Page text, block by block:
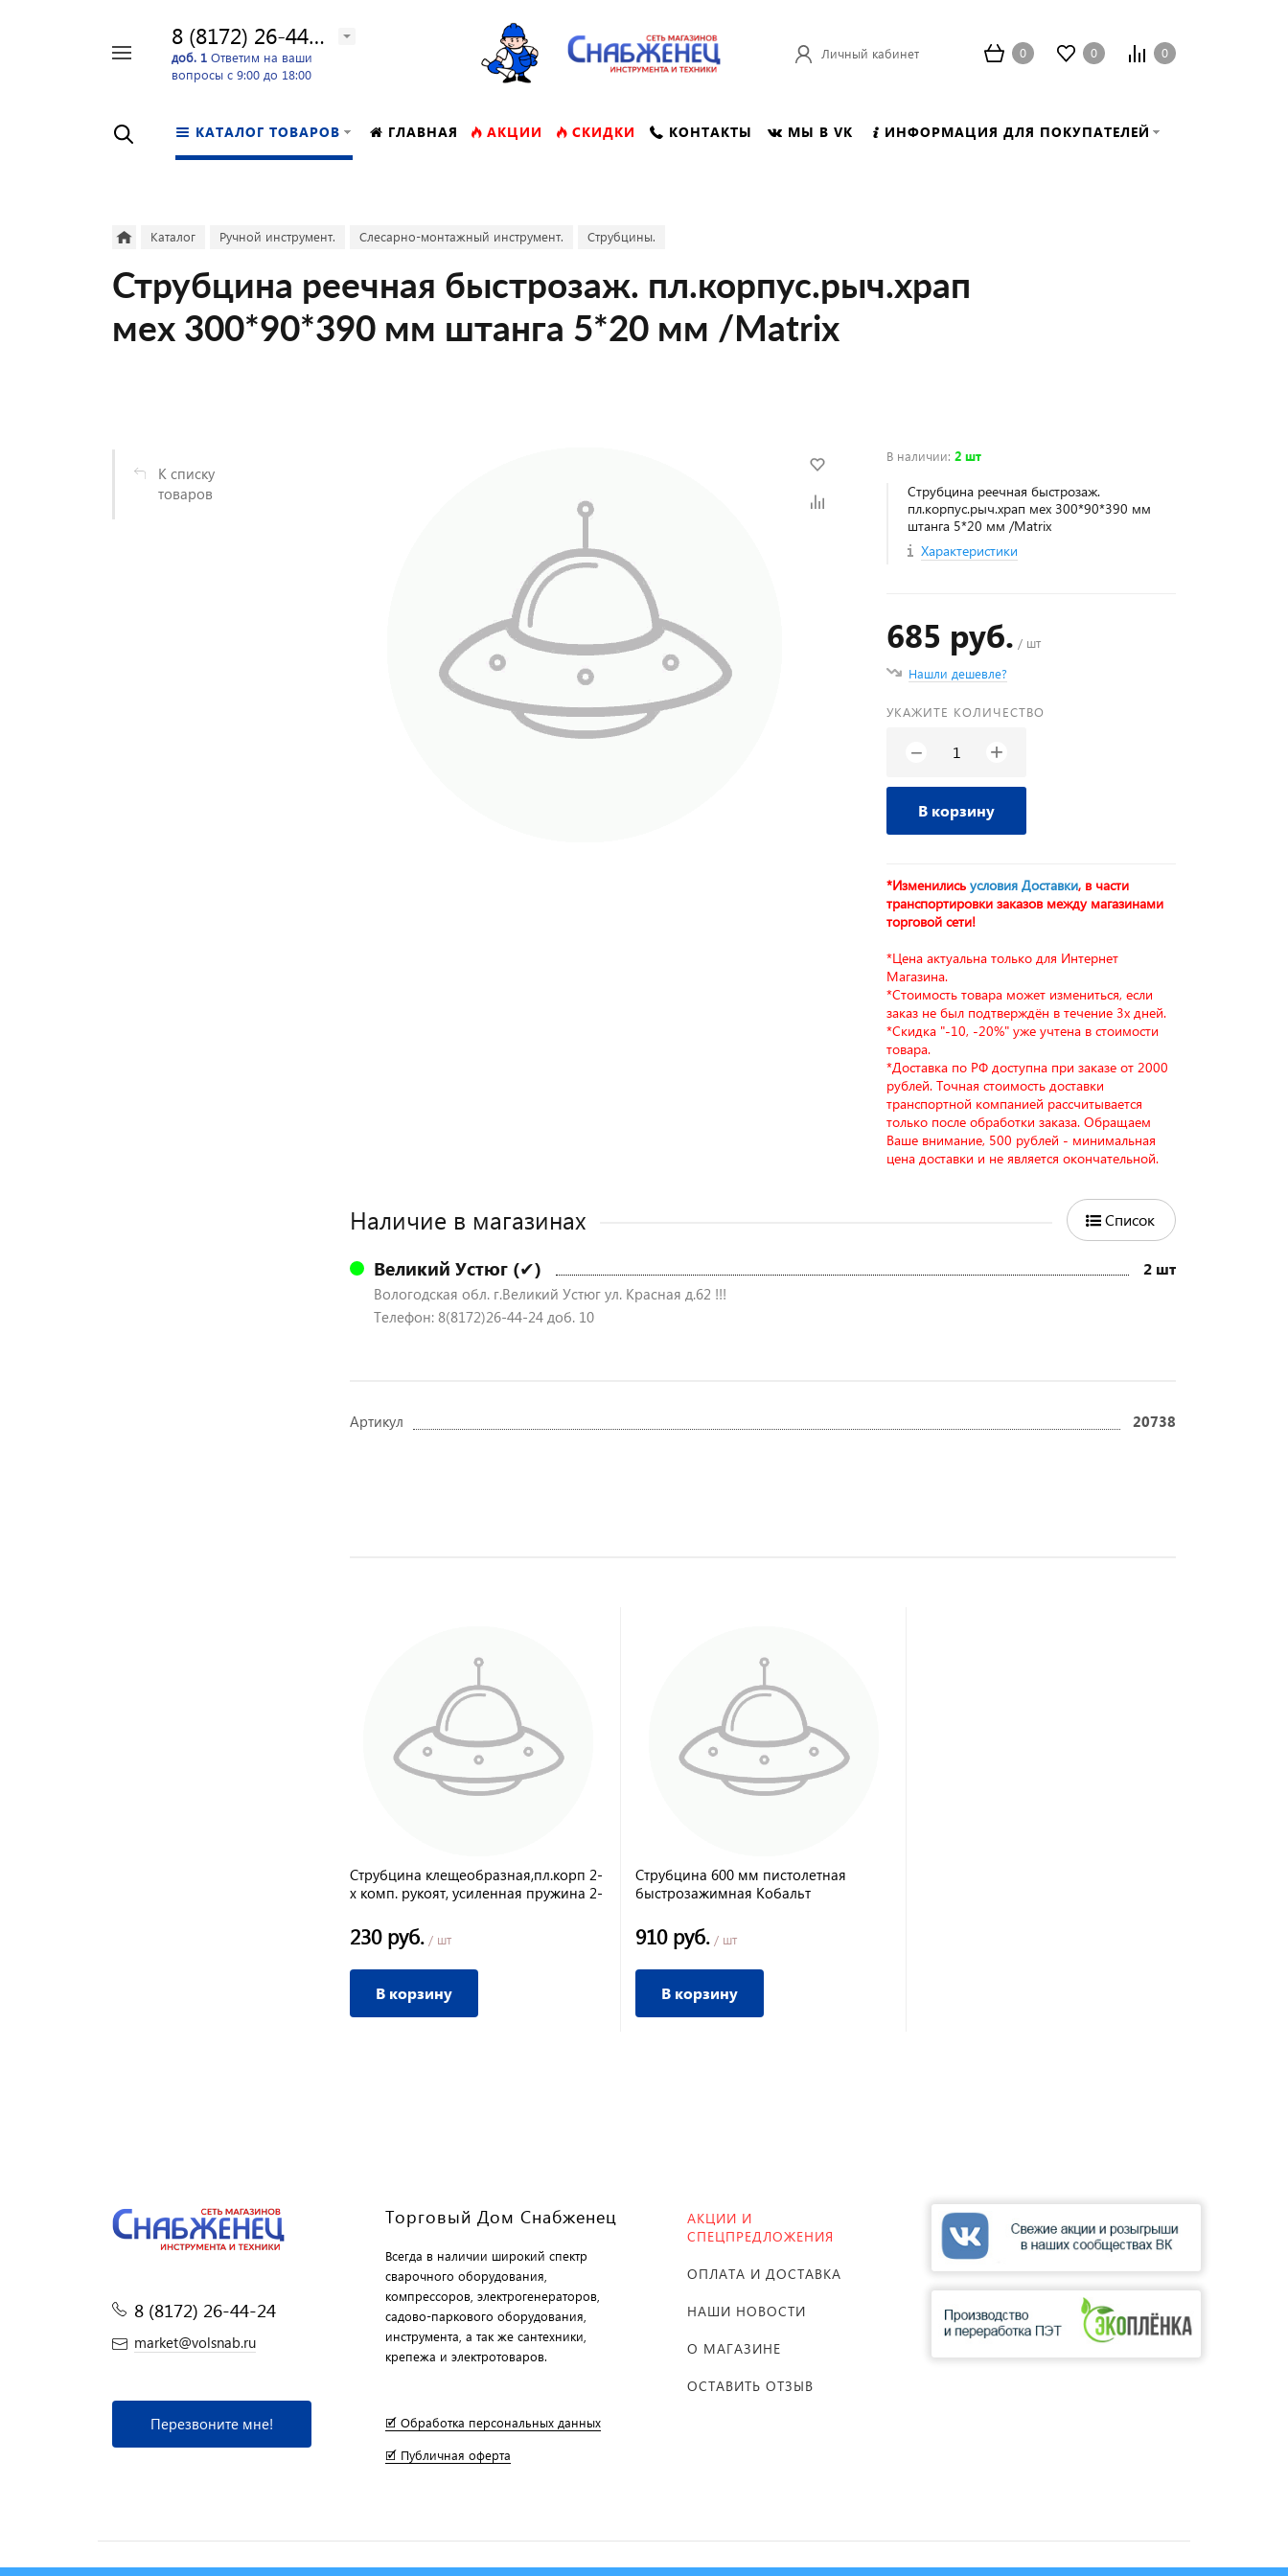
8 (8172) 26-44-24
доб. 1 Ответим на ваши
вопросы с 9:00 до 18:00
Личный кабинет 0 0 0
КАТАЛОГ ТОВАРОВ ГЛАВНАЯ АКЦИИ СКИДКИ КОНТАКТЫ МЫ В VK ИНФОРМАЦИЯ ДЛЯ ПОКУПАТЕЛЕЙ
Каталог Ручной инструмент. Слесарно-монтажный инструмент. Струбцины.
Струбцина реечная быстрозаж. пл.корпус.рыч.храп
мех 300*90*390 мм штанга 5*20 мм /Matrix
К списку
товаров
В наличии:2 шт
Струбцина реечная быстрозаж.
пл.корпус.рыч.храп мех 300*90*390 мм
штанга 5*20 мм /Matrix
Характеристики
685 руб. / шт
Нашли дешевле?
УКАЖИТЕ КОЛИЧЕСТВО
− +
В корзину
*Изменилисьусловия Доставки, в части
транспортировки заказов между магазинами
торговой сети!
*Цена актуальна только для Интернет
Магазина.
*Стоимость товара может измениться, если
заказ не был подтверждён в течение 3х дней.
*Скидка "-10, -20%" уже учтена в стоимости
товара.
*Доставка по РФ доступна при заказе от 2000
рублей. Точная стоимость доставки
транспортной компанией рассчитывается
только после обработки заказа. Обращаем
Ваше внимание, 500 рублей - минимальная
цена доставки и не является окончательной.
Наличие в магазинах Список
Великий Устюг (✔) 2 шт
Вологодская обл. г.Великий Устюг ул. Красная д.62 !!!
Телефон: 8(8172)26-44-24 доб. 10
Артикул 20738
Струбцина клещеобразная,пл.корп 2-
х комп. рукоят, усиленная пружина 2-
230 руб. / шт
В корзину
Струбцина 600 мм пистолетная
быстрозажимная Кобальт
910 руб. / шт
В корзину
8 (8172) 26-44-24
market@volsnab.ru
Перезвоните мне!
Торговый Дом Снабженец
Всегда в наличии широкий спектр
сварочного оборудования,
компрессоров, электрогенераторов,
садово-паркового оборудования,
инструмента, а так же сантехники,
крепежа и электротоваров.
🗹 Обработка персональных данных
🗹 Публичная оферта
АКЦИИ И
СПЕЦПРЕДЛОЖЕНИЯ
ОПЛАТА И ДОСТАВКА
НАШИ НОВОСТИ
О МАГАЗИНЕ
ОСТАВИТЬ ОТЗЫВ